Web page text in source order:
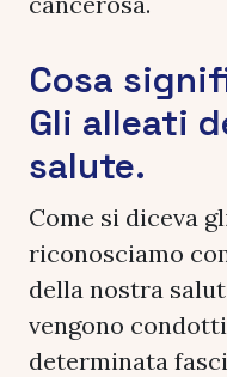
Cosa
Gli alleati
salute.
Come si diceva
riconosciamo
della nostra
vengono
determinata